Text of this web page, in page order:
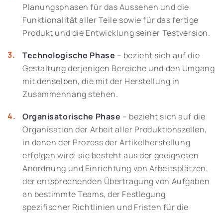
Planungsphasen für das Aussehen und die
Funktionalität aller Teile sowie für das fertige
Produkt und die Entwicklung seiner Testversion.
Technologische Phase – bezieht sich auf die
Gestaltung derjenigen Bereiche und den Umgang
mit denselben, die mit der Herstellung in
Zusammenhang stehen.
Organisatorische Phase – bezieht sich auf die
Organisation der Arbeit aller Produktionszellen,
in denen der Prozess der Artikelherstellung
erfolgen wird; sie besteht aus der geeigneten
Anordnung und Einrichtung von Arbeitsplätzen,
der entsprechenden Übertragung von Aufgaben
an bestimmte Teams, der Festlegung
spezifischer Richtlinien und Fristen für die